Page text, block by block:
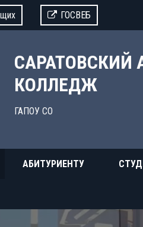
ГОСВЕБ
САРАТОВСКИЙ
КОЛЛЕДЖ
ГАПОУ СО
АБИТУРИЕНТУ